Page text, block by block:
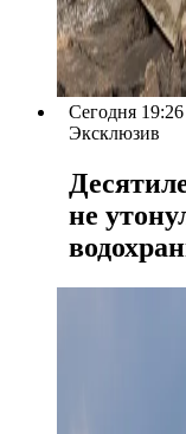
Сегодня 19:26
Эксклюзив
не